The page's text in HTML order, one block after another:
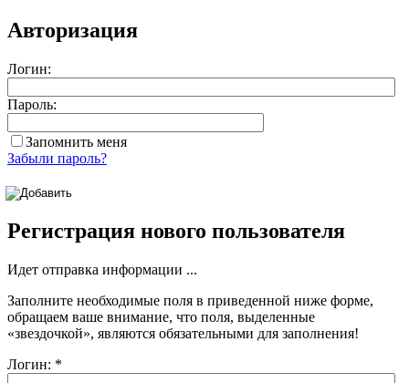
Авторизация
Логин:
Пароль:
Запомнить меня
Забыли пароль?
Регистрация нового пользователя
Идет отправка информации ...
Заполните необходимые поля в приведенной ниже форме,
обращаем ваше внимание, что поля, выделенные
«звездочкой», являются обязательными для заполнения!
Логин: *